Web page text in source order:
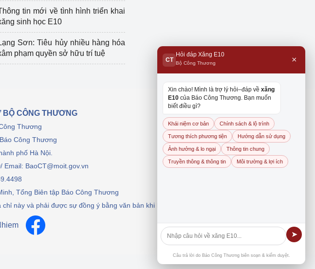
tin mới về tình hình triển khai
sinh học E10
Sơn: Tiêu hủy nhiều hàng hóa
phạm quyền sở hữu trí tuệ
BỘ CÔNG THƯƠNG
Thương
Công Thương
phố Hà Nội.
Email: BaoCT@moit.gov.vn
Tổng Biên tập Báo Công Thương
này và phải được sự đồng ý bằng văn bản khi khai thác, dẫn nguồn.
CT
Hỏi đáp Xăng E10
Bộ Công Thương ×
Xin chào! Mình là trợ lý hỏi–đáp về xăng
E10 của Báo Công Thương. Bạn muốn
biết điều gì?
Khái niệm cơ bản Chính sách & lộ trình
Tương thích phương tiện Hướng dẫn sử dụng
Ảnh hưởng & lo ngại Thông tin chung
Truyền thông & thông tin Môi trường & lợi ích
➤
Câu trả lời do Báo Công Thương biên soạn & kiểm duyệt.